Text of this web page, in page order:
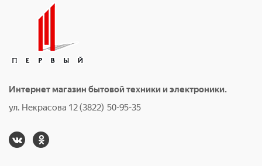
Интернет магазин бытовой техники и электроники.
ул. Некрасова 12 (3822) 50-95-35